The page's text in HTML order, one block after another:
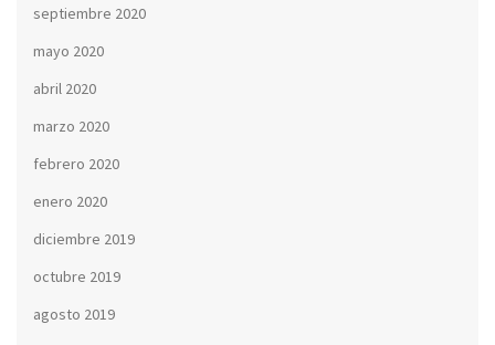
septiembre 2020
mayo 2020
abril 2020
marzo 2020
febrero 2020
enero 2020
diciembre 2019
octubre 2019
agosto 2019